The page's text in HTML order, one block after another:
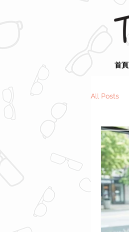
首頁
All Posts